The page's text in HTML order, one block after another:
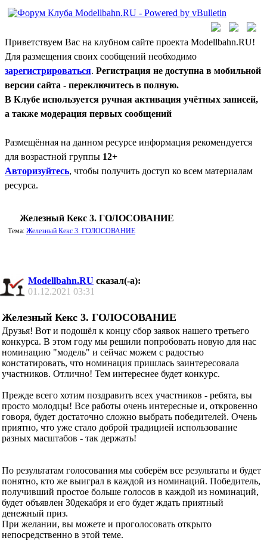
Приветствуем Вас на клубном сайте проекта Modellbahn.RU!
Для размещения своих сообщений необходимо
зарегистрироваться. Регистрация не доступна в мобильной
версии сайта - переключитесь в полную.
В Клубе используется ручная активация учётных записей,
а также модерация первых сообщений
Размещённая на данном ресурсе информация рекомендуется
для возрастной группы 12+
Авторизуйтесь, чтобы получить доступ ко всем материалам
ресурса.
Железный Кекс 3. ГОЛОСОВАНИЕ
Тема: Железный Кекс 3. ГОЛОСОВАНИЕ
Modellbahn.RU сказал(-а):
01.12.2021 03:31
Железный Кекс 3. ГОЛОСОВАНИЕ
Друзья! Вот и подошёл к концу сбор заявок нашего третьего
конкурса. В этом году мы решили попробовать новую для нас
номинацию "модель" и сейчас можем с радостью
констатировать, что номинация пришлась заинтересовала
участников. Отлично! Тем интереснее будет конкурс.
Прежде всего хотим поздравить всех участников - ребята, вы
просто молодцы! Все работы очень интересные и, откровенно
говоря, будет достаточно сложно выбрать победителей. Очень
приятно, что уже стало доброй традицией использование
разных масштабов - так держать!
По результатам голосования мы соберём все результаты и будет
понятно, кто же выиграл в каждой из номинаций. Победитель,
получивший простое больше голосов в каждой из номинаций,
будет объявлен 30декабря и его будет ждать приятный
денежный приз.
При желании, вы можете и проголосовать открыто
непосредственно в этой теме.